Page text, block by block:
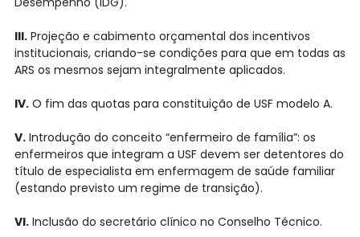
III.Projeção e cabimento orçamental dos incentivos
institucionais, criando-se condições para que em todas as
ARS os mesmos sejam integralmente aplicados.
IV.O fim das quotas para constituição de USF modelo A.
V.Introdução do conceito “enfermeiro de família”: os
enfermeiros que integram a USF devem ser detentores do
título de especialista em enfermagem de saúde familiar
(estando previsto um regime de transição).
VI.Inclusão do secretário clínico no Conselho Técnico.